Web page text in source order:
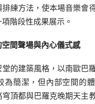
練方法，使本場音樂會
階段性成果展示。
間聲場與內心儀式感
的建築風格，以南歐巴
為簡潔，但內部空間的
頂都與巴羅克晚期天主